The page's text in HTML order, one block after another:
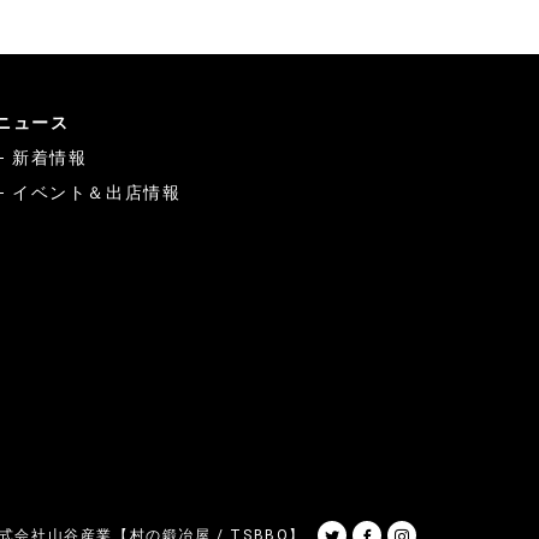
ュース
新着情報
イベント＆出店情報
Twitter
Facebook
Instagram
会社山谷産業【村の鍛冶屋 / TSBBQ】